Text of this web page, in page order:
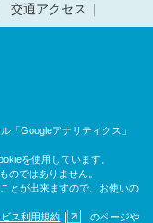
交通アクセス
「Googleアナリティクス」
を使用しています。
のではありません。
とが出来ますので、お使いの
ス利用規約 のページや